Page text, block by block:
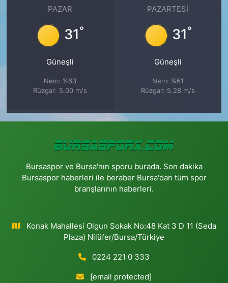
PAZAR
31°
Güneşli
Nem: %63
Rüzgar: 5.00 m/s
PAZARTESI
31°
Güneşli
Nem: %61
Rüzgar: 5.28 m/s
Bursaspor ve Bursa'nın sporu burada. Son dakika
Bursaspor haberleri ile beraber Bursa'dan tüm spor
branşlarının haberleri.
Konak Mahallesi Olgun Sokak No:48 Kat 3 D 11 (Seda
Plaza) Nilüfer/Bursa/Türkiye
0224 221 0 333
[email protected]